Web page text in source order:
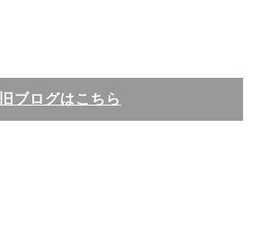
旧ブログはこちら